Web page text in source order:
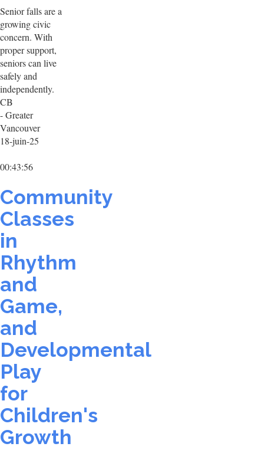
Senior falls are a
growing civic
concern. With
proper support,
seniors can live
safely and
independently.
CB
- Greater
Vancouver
18-juin-25
00:43:56
Community
Classes
in
Rhythm
and
Game,
and
Developmental
Play
for
Children's
Growth